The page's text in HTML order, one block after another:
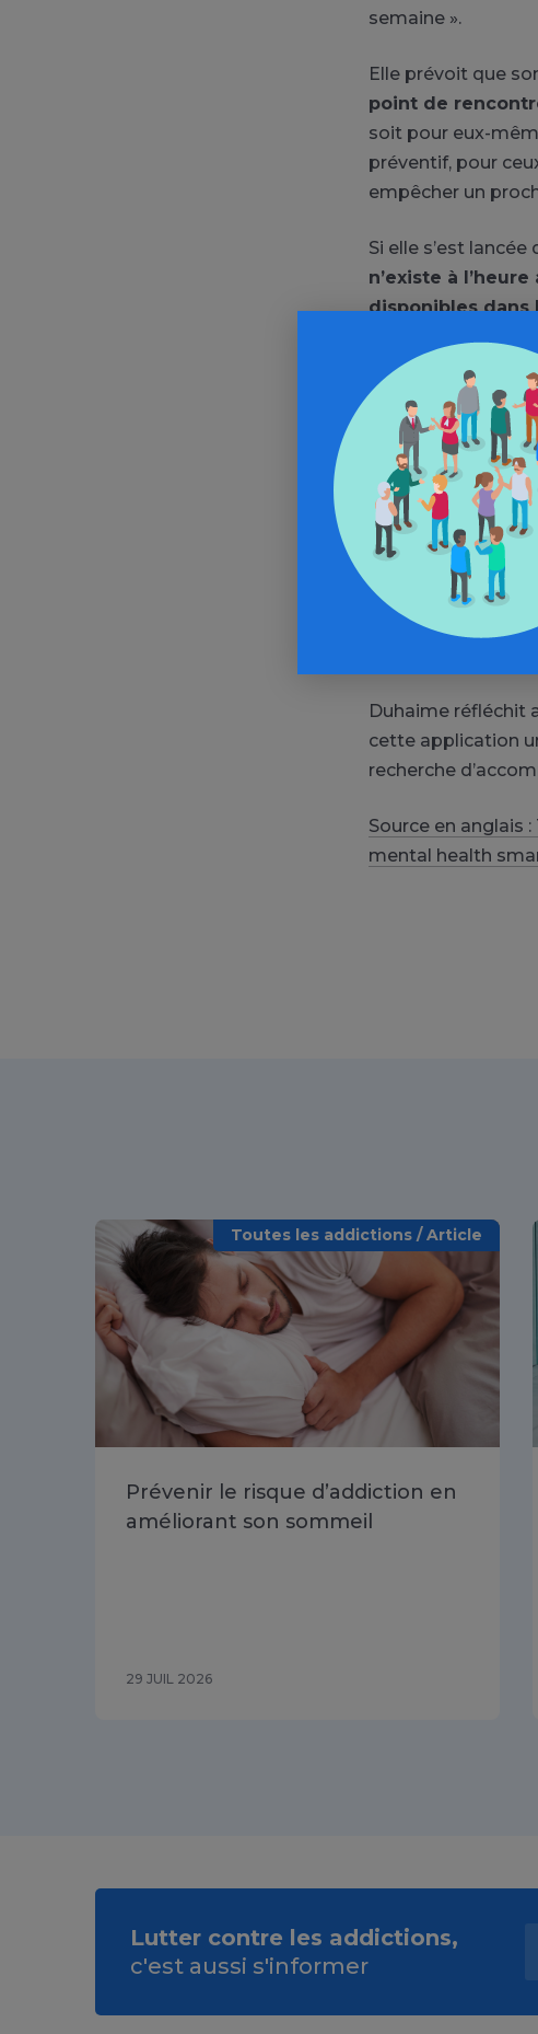
semaine ».
Elle prévoit que
point de
soit pour eux-
préventif, pour
empêcher un
Si elle s’est
n’existe à
disponibles dans
utilisent déjà des
ou pour distribuer
Bien placée pour
« ne savent pas
La faute au
de s’asseoir pour
Cette application
télécharge des
main ». Ce qui
Duhaime réfléchit
cette application
recherche
Source en anglais :
mental health
Toutes les addictions / Article
Prévenir le risque d’addiction en
améliorant son sommeil
29 JUIL 2026
Lutter contre les addictions,
c'est aussi s'informer